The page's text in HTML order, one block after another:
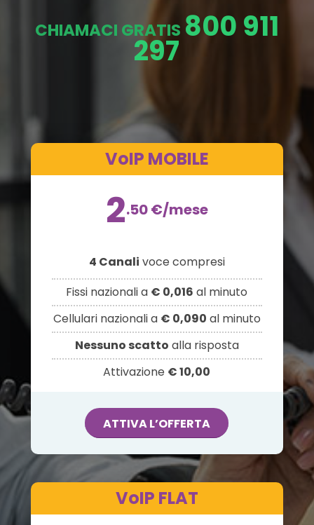
CHIAMACI GRATIS 800 911
297
VoIP MOBILE
2.50€/mese
4 Canali voce compresi
Fissi nazionali a € 0,016 al minuto
Cellulari nazionali a € 0,090 al minuto
Nessuno scatto alla risposta
Attivazione € 10,00
ATTIVA L’OFFERTA
VoIP FLAT